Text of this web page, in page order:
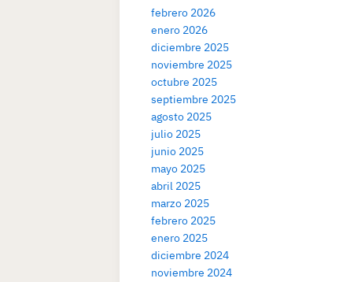
febrero 2026
enero 2026
diciembre 2025
noviembre 2025
octubre 2025
septiembre 2025
agosto 2025
julio 2025
junio 2025
mayo 2025
abril 2025
marzo 2025
febrero 2025
enero 2025
diciembre 2024
noviembre 2024